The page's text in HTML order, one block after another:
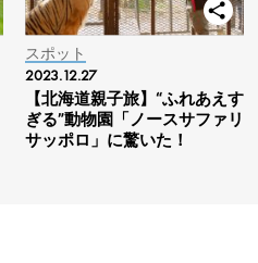
スポット
2023.12.27
【北海道親子旅】“ふれあえす
ぎる”動物園「ノースサファリ
サッポロ」に驚いた！